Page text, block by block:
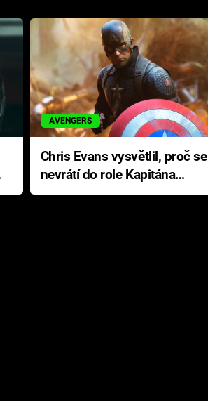
AVENGERS
Chris Evans vysvětlil, proč se
nevrátí do role Kapitána
Ameriky